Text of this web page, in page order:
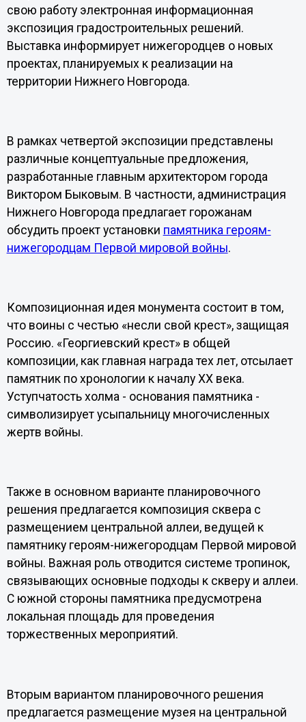
свою работу электронная информационная
экспозиция градостроительных решений.
Выставка информирует нижегородцев о новых
проектах, планируемых к реализации на
территории Нижнего Новгорода.
В рамках четвертой экспозиции представлены
различные концептуальные предложения,
разработанные главным архитектором города
Виктором Быковым. В частности, администрация
Нижнего Новгорода предлагает горожанам
обсудить проект установки памятника героям-
нижегородцам Первой мировой войны.
Композиционная идея монумента состоит в том,
что воины с честью «несли свой крест», защищая
Россию. «Георгиевский крест» в общей
композиции, как главная награда тех лет, отсылает
памятник по хронологии к началу ХХ века.
Уступчатость холма - основания памятника -
символизирует усыпальницу многочисленных
жертв войны.
Также в основном варианте планировочного
решения предлагается композиция сквера с
размещением центральной аллеи, ведущей к
памятнику героям-нижегородцам Первой мировой
войны. Важная роль отводится системе тропинок,
связывающих основные подходы к скверу и аллеи.
С южной стороны памятника предусмотрена
локальная площадь для проведения
торжественных мероприятий.
Вторым вариантом планировочного решения
предлагается размещение музея на центральной